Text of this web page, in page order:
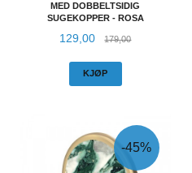
MED DOBBELTSIDIG
SUGEKOPPER - ROSA
Tilbud
129,00 179,00Rabatt
KJØP
-45%